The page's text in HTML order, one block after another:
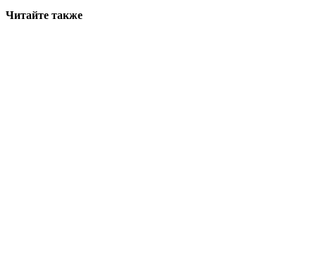
Читайте также